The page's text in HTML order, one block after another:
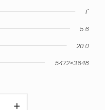
1"
5.6
20.0
5472×3648